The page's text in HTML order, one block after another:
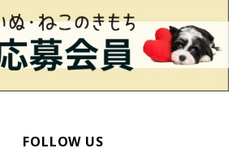
FOLLOW US